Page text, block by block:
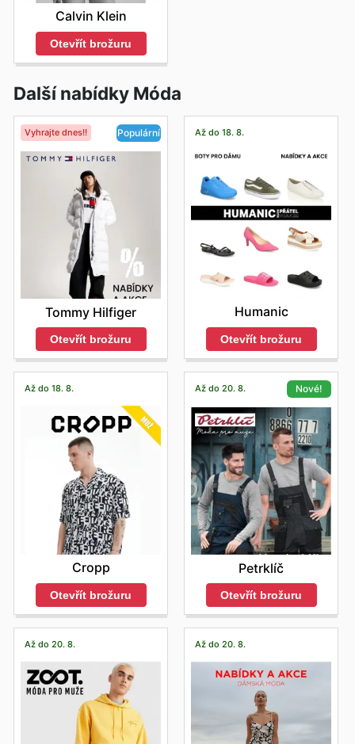
Calvin Klein
Otevřít brožuru
Další nabídky Móda
Vyhrajte dnes!! Populární
Tommy Hilfiger
Otevřít brožuru
Až do 18. 8.
Humanic
Otevřít brožuru
Až do 18. 8.
Cropp
Otevřít brožuru
Až do 20. 8. Nové!
Petrklíč
Otevřít brožuru
Až do 20. 8. Až do 20. 8.